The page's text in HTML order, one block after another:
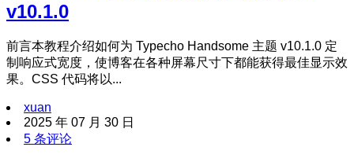
v10.1.0
前言本教程介绍如何为 Typecho Handsome 主题 v10.1.0 定
制响应式宽度，使博客在各种屏幕尺寸下都能获得最佳显示效
果。CSS 代码将以...
xuan
2025 年 07 月 30 日
5 条评论